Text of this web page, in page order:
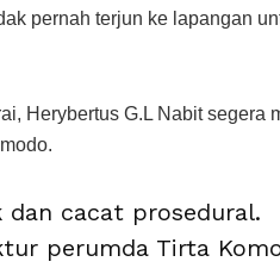
pernah terjun ke lapangan
Herybertus G.L Nabit segera
cacat prosedural.
perumda Tirta